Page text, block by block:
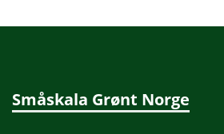
Småskala Grønt Norge